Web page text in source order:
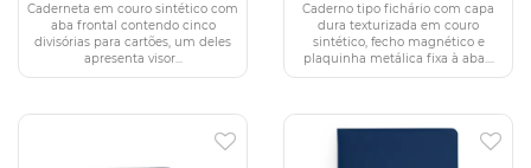
Caderneta em couro sintético com
aba frontal contendo cinco
divisórias para cartões, um deles
apresenta visor...
Caderno tipo fichário com capa
dura texturizada em couro
sintético, fecho magnético e
plaquinha metálica fixa à aba....